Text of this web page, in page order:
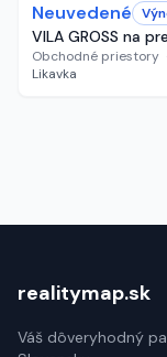
304 dní
Neuvedené
VILA GROSS na
Obchodné priestory
Likavka
realitymap.sk
Váš dôveryhodný